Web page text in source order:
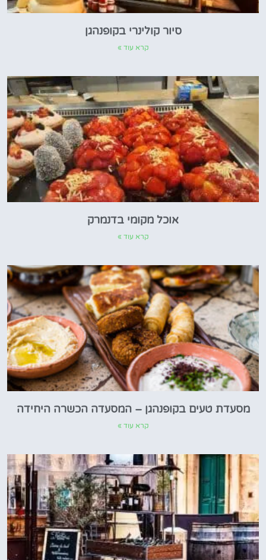
סיור קולינרי בקופנהגן
קרא עוד »
אוכל מקומי בדנמרק
קרא עוד »
מסעדת טעים בקופנהגן – המסעדה הכשרה היחידה
קרא עוד »